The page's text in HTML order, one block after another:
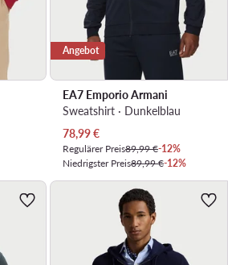
Angebot
EA7 Emporio Armani
Sweatshirt · Dunkelblau
Aktueller Preis
78,99€
Regulärer Preis89,99 €-12%
Niedrigster Preis89,99 €-12%